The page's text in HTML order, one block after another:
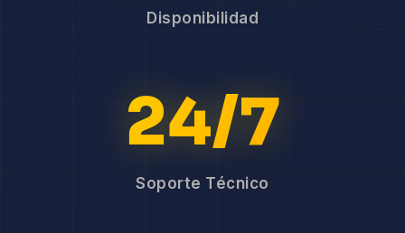
Disponibilidad
24/7
Soporte Técnico